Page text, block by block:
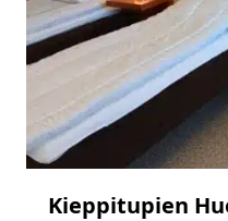
Kieppitupien